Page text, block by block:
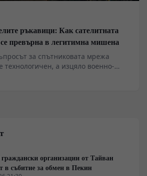
ръкавици: Как сателитната
превърна в легитимна мишена
за спътниковата мрежа
технологичен, а изцяло военно-
като иранските аналитични и
върху цивилната
двойна употреба започва да се
уязвимости.
организации от Тайван
в събитие за обмен в Пекин